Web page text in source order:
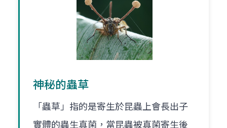
神秘的蟲草
「蟲草」指的是寄生於昆蟲上會長出子
實體的蟲生真菌，當昆蟲被真菌寄生後